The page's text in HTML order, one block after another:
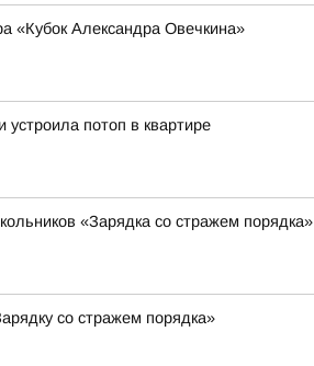
«Кубок Александра Овечкина»
потоп в квартире
«Зарядка со стражем порядка»
со стражем порядка»